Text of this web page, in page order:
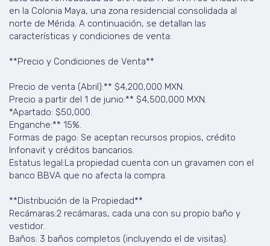
en la Colonia Maya, una zona residencial consolidada al
norte de Mérida. A continuación, se detallan las
características y condiciones de venta:
**Precio y Condiciones de Venta**
Precio de venta (Abril):** $4,200,000 MXN.
Precio a partir del 1 de junio:** $4,500,000 MXN.
*Apartado: $50,000.
Enganche:** 15%.
Formas de pago: Se aceptan recursos propios, crédito
Infonavit y créditos bancarios.
Estatus legal:La propiedad cuenta con un gravamen con el
banco BBVA que no afecta la compra.
**Distribución de la Propiedad**
Recámaras:2 recámaras, cada una con su propio baño y
vestidor.
Baños: 3 baños completos (incluyendo el de visitas).